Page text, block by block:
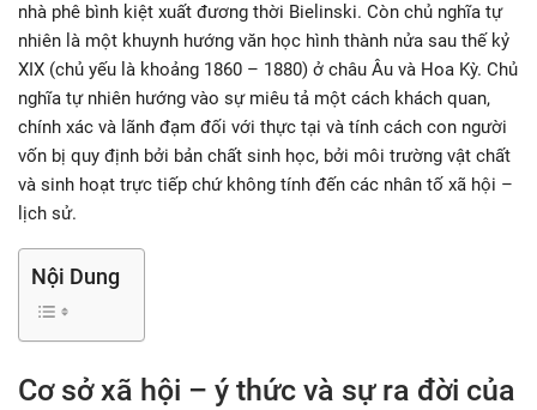
nhà phê bình kiệt xuất đương thời Bielinski. Còn chủ nghĩa tự
nhiên là một khuynh hướng văn học hình thành nửa sau thế kỷ
XIX (chủ yếu là khoảng 1860 – 1880) ở châu Âu và Hoa Kỳ. Chủ
nghĩa tự nhiên hướng vào sự miêu tả một cách khách quan,
chính xác và lãnh đạm đối với thực tại và tính cách con người
vốn bị quy định bởi bản chất sinh học, bởi môi trường vật chất
và sinh hoạt trực tiếp chứ không tính đến các nhân tố xã hội –
lịch sử.
Nội Dung
Cơ sở xã hội – ý thức và sự ra đời của